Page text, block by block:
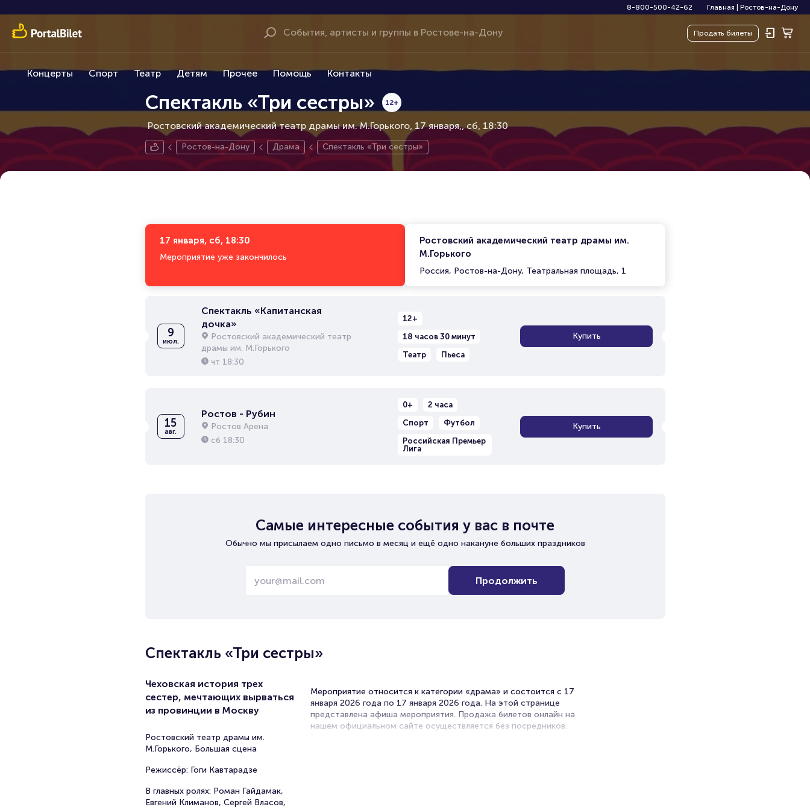
8-800-500-42-62 Главная Ростов-на-Дону
Продать билеты
Концерты Спорт Театр Детям Прочее Помощь Контакты
Спектакль «Три сестры»
Ростовский академический театр драмы им. М.Горького, 17 января,
12+
сб, 18:30
Ростов-на-Дону Драма Спектакль «Три сестры»
17 января, сб, 18:30
Мероприятие уже закончилось
Ростовский академический театр драмы им.
М.Горького
Россия, Ростов-на-Дону, Театральная площадь, 1
9
июл.
Спектакль «Капитанская
дочка»
Ростовский академический театр
драмы им. М.Горького
чт 18:30
12+
18 часов 30 минут
Театр
Пьеса
Купить
15
авг.
Ростов - Рубин
Ростов Арена
сб 18:30
0+
2 часа
Спорт
Футбол
Российская Премьер
Лига
Купить
Самые интересные события у вас в почте
Обычно мы присылаем одно письмо в месяц и ещё одно накануне больших праздников
Продолжить
Спектакль «Три сестры»
Чеховская история трех
сестер, мечтающих вырваться
из провинции в Москву
Ростовский театр драмы им.
М.Горького, Большая сцена
Режиссёр: Гоги Кавтарадзе
В главных ролях: Роман Гайдамак,
Евгений Климанов, Сергей Власов,
Мероприятие относится к категории «драма» и состоится с 17
января 2026 года по 17 января 2026 года. На этой странице
представлена афиша мероприятия. Продажа билетов онлайн на
нашем официальном сайте осуществляется без посредников.